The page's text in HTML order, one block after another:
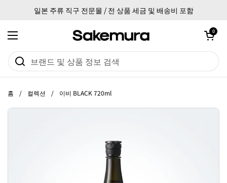
일본 주류 직구 전문몰 / 전 상품 세금 및 배송비 포함
메뉴 열기
카트 열기
0
홈 / 컬렉션 / 이비 BLACK 720ml